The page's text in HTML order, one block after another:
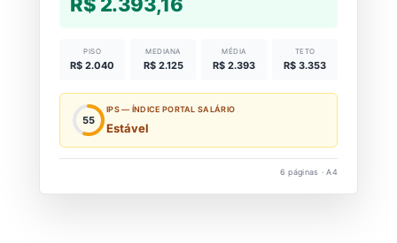
PISO
R$ 2.040
MEDIANA
R$ 2.125
MÉDIA
R$ 2.393
TETO
R$ 3.353
55
IPS — ÍNDICE PORTAL SALÁRIO
Estável
6 páginas · A4